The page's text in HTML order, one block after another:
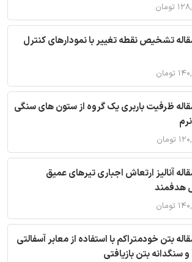
تشخیص نقطه تغییر با نمودارهای کنترل
ظرفیت باربری یک گروه از ستون های سنگی
آنالیز ارتعاش اجباری تیرهای عمیق
هدفمند
بتن خودمتراکم با استفاده از معابر آسفالتی
و سنگدانه بتن بازیافتی